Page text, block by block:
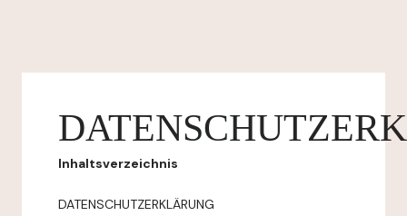
Inhaltsverzeichnis
DATENSCHUTZERKLÄRUNG